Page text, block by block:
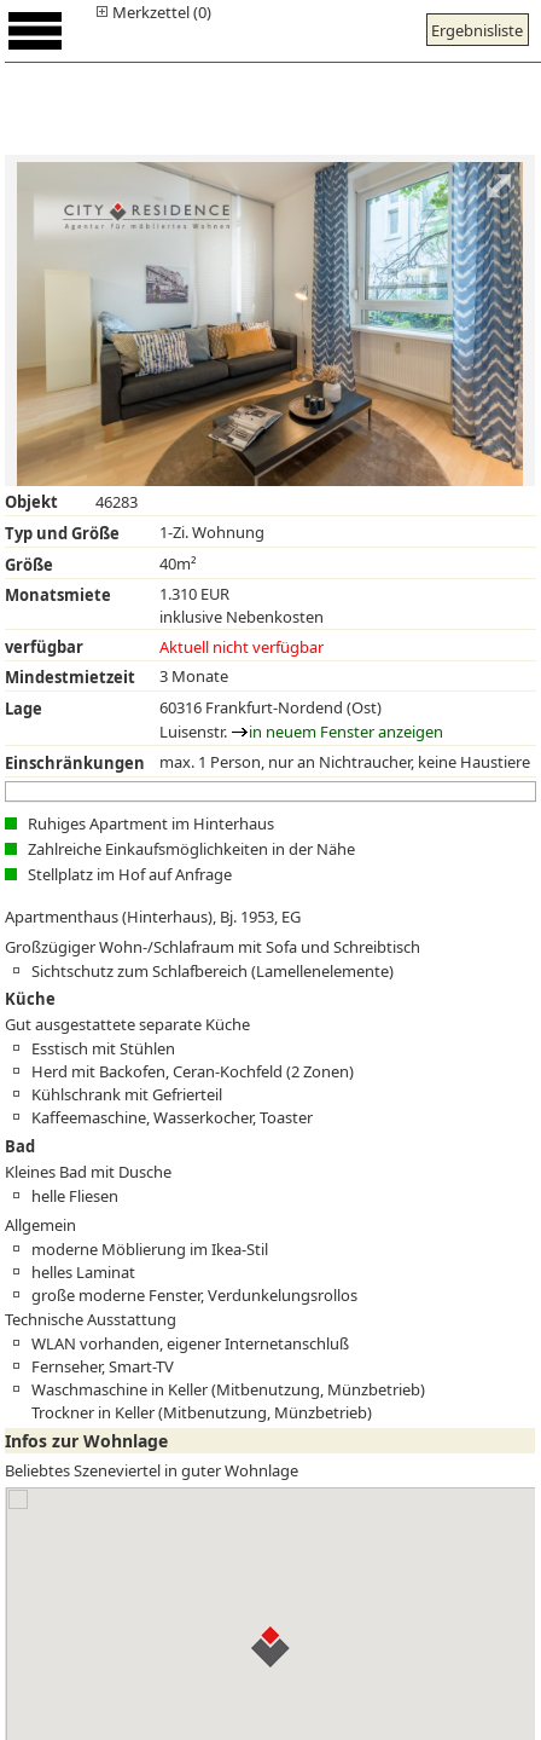
Ergebnisliste
Merkzettel (0)
Objekt
46283
Typ und Größe
1-Zi. Wohnung
Größe
40m²
Monatsmiete
1.310 EUR
inklusive Nebenkosten
verfügbar
Aktuell nicht verfügbar
Mindestmietzeit
3 Monate
Lage
60316 Frankfurt-Nordend (Ost)
Luisenstr.
in neuem Fenster anzeigen
Einschränkungen
max. 1 Person, nur an Nichtraucher, keine Haustiere
Ruhiges Apartment im Hinterhaus
Zahlreiche Einkaufsmöglichkeiten in der Nähe
Stellplatz im Hof auf Anfrage
Apartmenthaus (Hinterhaus), Bj. 1953, EG
Großzügiger Wohn-/Schlafraum mit Sofa und Schreibtisch
Sichtschutz zum Schlafbereich (Lamellenelemente)
Küche
Gut ausgestattete separate Küche
Esstisch mit Stühlen
Herd mit Backofen, Ceran-Kochfeld (2 Zonen)
Kühlschrank mit Gefrierteil
Kaffeemaschine, Wasserkocher, Toaster
Bad
Kleines Bad mit Dusche
helle Fliesen
Allgemein
moderne Möblierung im Ikea-Stil
helles Laminat
große moderne Fenster, Verdunkelungsrollos
Technische Ausstattung
WLAN vorhanden, eigener Internetanschluß
Fernseher, Smart-TV
Waschmaschine in Keller (Mitbenutzung, Münzbetrieb)
Trockner in Keller (Mitbenutzung, Münzbetrieb)
Infos zur Wohnlage
Beliebtes Szeneviertel in guter Wohnlage